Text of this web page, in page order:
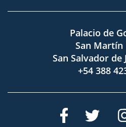
Palacio de
San Martín
San Salvador de
+54 388